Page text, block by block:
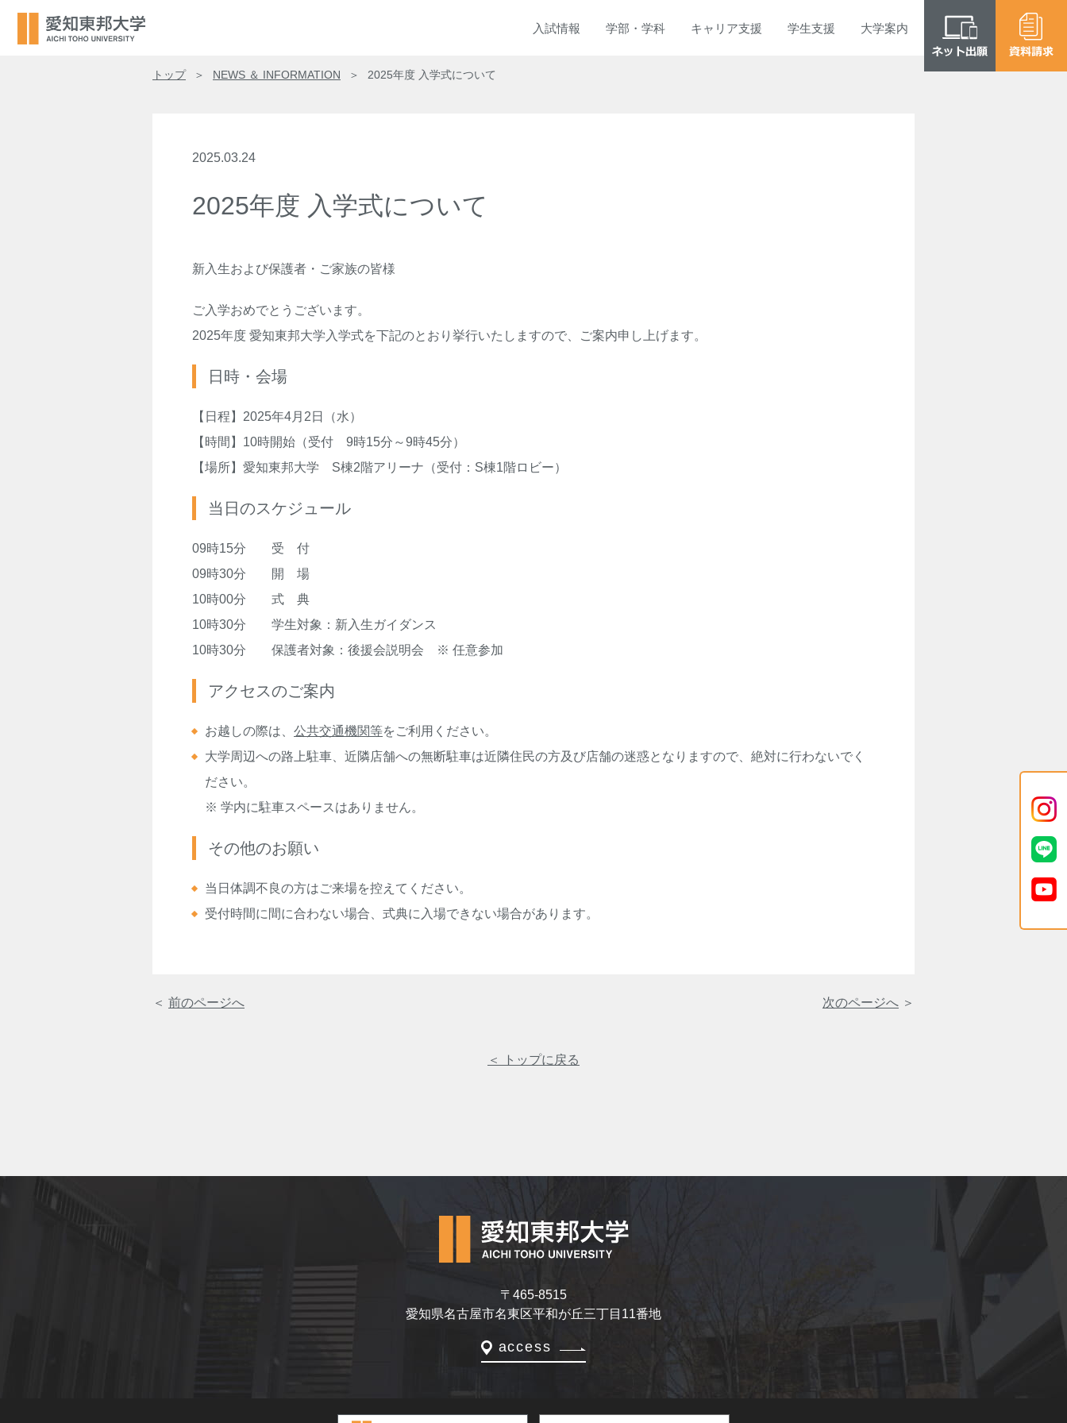
入試情報 学部 ・ 学科 キャリア支援 学生支援 大学案内
トップ NEWS ＆ INFORMATION 2025年度 入学式について
2025.03.24
2025年度 入学式について
新入生および保護者・ご家族の皆様
ご入学おめでとうございます。
2025年度 愛知東邦大学入学式を下記のとおり挙行いたしますので、ご案内申し上げます。
日時・会場
【日程】2025年4月2日（水）
【時間】10時開始（受付 9時15分～9時45分）
【場所】愛知東邦大学 S棟2階アリーナ（受付：S棟1階ロビー）
当日のスケジュール
09時15分 受 付
09時30分 開 場
10時00分 式 典
10時30分 学生対象：新入生ガイダンス
10時30分 保護者対象：後援会説明会 ※ 任意参加
アクセスのご案内
お越しの際は、 公共交通機関等をご利用ください。
大学周辺への路上駐車、近隣店舗への無断駐車は近隣住民の方及び店舗の迷惑となりますので、絶対に行わないでく
ださい。
※ 学内に駐車スペースはありません。
その他のお願い
当日体調不良の方はご来場を控えてください。
受付時間に間に合わない場合、式典に入場できない場合があります。
＜ 前のページへ 次のページへ ＞
＜ トップに戻る
〒465-8515
愛知県名古屋市名東区平和が丘三丁目11番地
access